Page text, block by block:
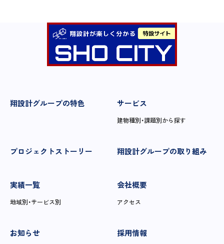
翔設計グループの特色 サービス
建物種別・課題別から探す
プロジェクトストーリー 翔設計グループの取り組み
実績一覧
地域別・サービス別
会社概要
アクセス
お知らせ 採用情報